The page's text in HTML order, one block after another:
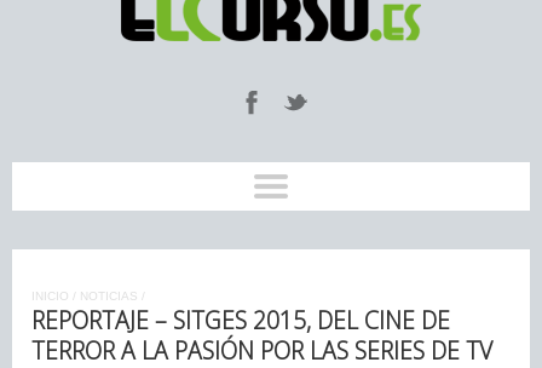
INICIO / NOTICIAS /
REPORTAJE – SITGES 2015, DEL CINE DE
TERROR A LA PASIÓN POR LAS SERIES DE TV